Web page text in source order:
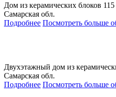
Дом из керамических блоков
Самарская обл.
Подробнее Посмотреть больше
Двухэтажный дом из
Самарская обл.
Подробнее Посмотреть больше